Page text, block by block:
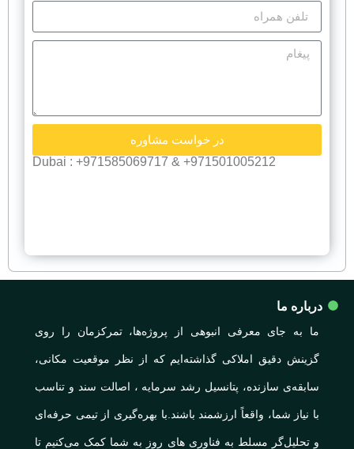
در خواست مشاوره
971501005212+ & 971585069717+ : Dubai
درباره ما
ما به جای معرفی انبوهی از پروژه‌ها، تمرکزمان را روی
گزینش دقیق املاکی گذاشته‌ایم که از نظر موقعیت مکانی،
سابقه‌ی سازنده، پتانسیل رشد سرمایه ، اصالت سند و تناسب
با نیاز شما، واقعاً ارزشمند باشند.با بهره‌گیری از تیمی حرفه‌ای
و تحلیل‌گر مسلط به فناوری های روز به شما کمک می‌کنیم تا